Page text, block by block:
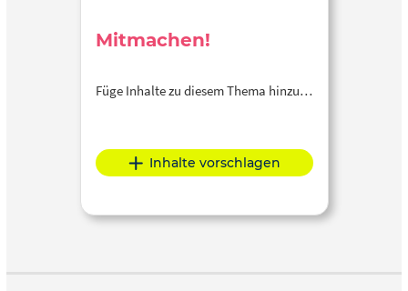
Mitmachen!
Füge Inhalte zu diesem Thema hinzu…
Inhalte vorschlagen